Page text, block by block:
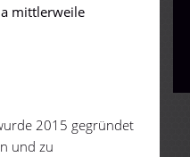
mittlerweile
2015 gegründet
und zu